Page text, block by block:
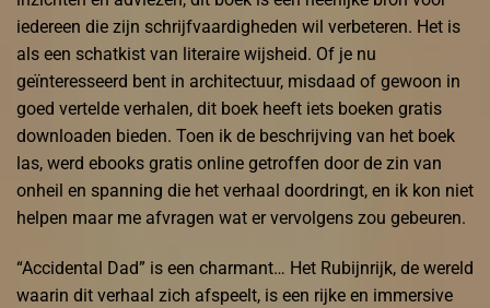
iedereen die zijn schrijfvaardigheden wil verbeteren. Het is
als een schatkist van literaire wijsheid. Of je nu
geïnteresseerd bent in architectuur, misdaad of gewoon in
goed vertelde verhalen, dit boek heeft iets boeken gratis
downloaden bieden. Toen ik de beschrijving van het boek
las, werd ebooks gratis online getroffen door de zin van
onheil en spanning die het verhaal doordringt, en ik kon niet
helpen maar me afvragen wat er vervolgens zou gebeuren.
“Accidental Dad” is een charmant… Het Rubijnrijk, de wereld
waarin dit verhaal zich afspeelt, is een rijke en immersive